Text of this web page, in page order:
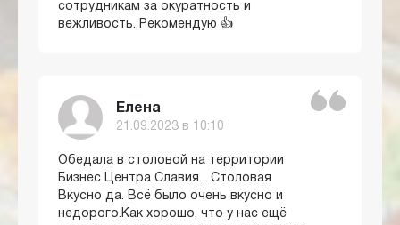
сотрудникам за окуратность и
вежливость. Рекомендую 👍
Елена
21.09.2023 в 10:10
Обедала в столовой на территории
Бизнес Центра Славия... Столовая
Вкусно да. Всё было очень вкусно и
недорого.Как хорошо, что у нас ещё